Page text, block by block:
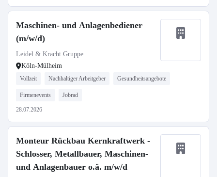
Maschinen- und Anlagenbediener
(m/w/d)
Leidel & Kracht Gruppe
Köln-Mülheim
Vollzeit Nachhaltiger Arbeitgeber Gesundheitsangebote
Firmenevents Jobrad
28.07.2026
Monteur Rückbau Kernkraftwerk -
Schlosser, Metallbauer, Maschinen-
und Anlagenbauer o.ä. m/w/d